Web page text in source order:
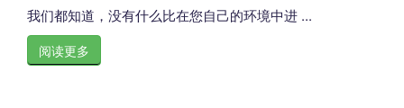
我们都知道，没有什么比在您自己的环境中进 ...
阅读更多